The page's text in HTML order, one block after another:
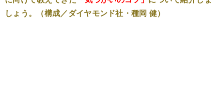
しょう。（構成／ダイヤモンド社・種岡 健）